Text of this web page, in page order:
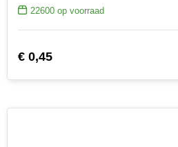
22600op voorraad
€ 0,45